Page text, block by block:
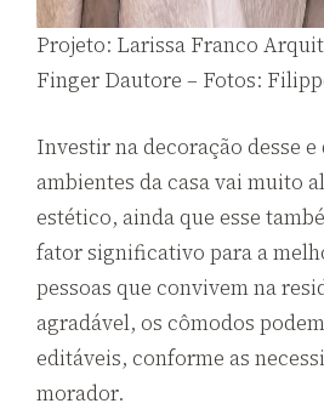
Projeto: Larissa Franco
Finger Dautore – Fotos:
Investir na decoração desse e
ambientes da casa vai muito
estético, ainda que esse
fator significativo para a
pessoas que convivem na
agradável, os cômodos
editáveis, conforme as
morador.